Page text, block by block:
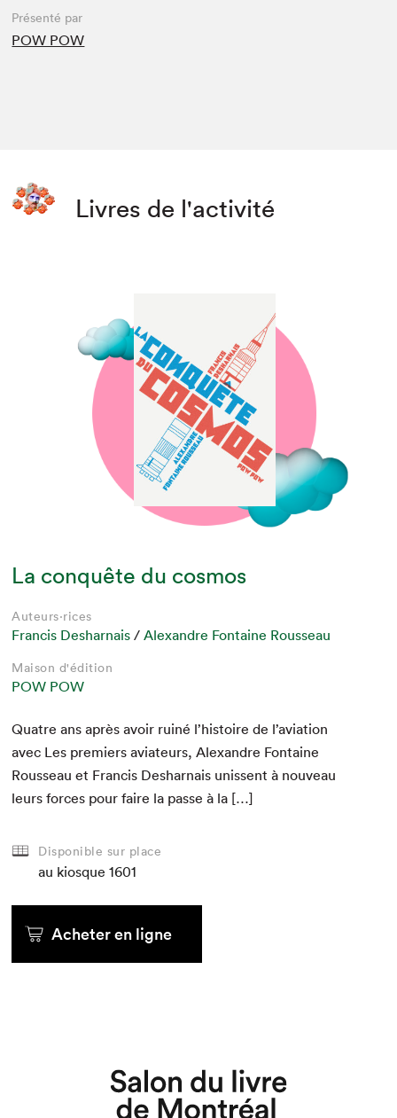
Présenté par
POW POW
Livres de l'activité
La conquête du cosmos
Auteurs·rices
Francis Desharnais /Alexandre Fontaine Rousseau
Maison d'édition
POW POW
Qua­tre ans après avoir ruiné l’histoire de l’aviation
avec Les pre­miers avi­a­teurs, Alexan­dre Fontaine
Rousseau et Fran­cis Deshar­nais unis­sent à nou­veau
leurs forces pour faire la passe à la […]
Disponible sur place
au kiosque 1601
Acheter en ligne